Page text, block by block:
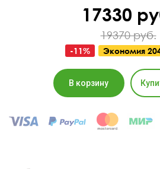
17330
19370 руб.
-11% Экономия
В корзину